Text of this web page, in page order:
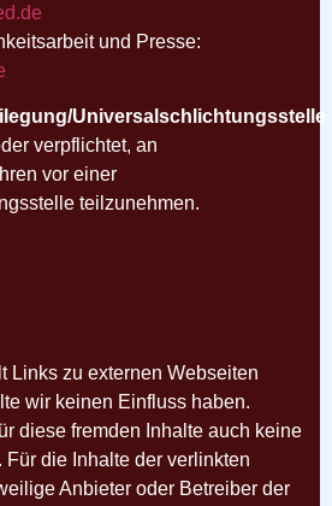
und Presse:
Universalschlichtungsstelle
verpflichtet, an
vor einer
teilzunehmen.
Links zu externen Webseiten
wir keinen Einfluss haben.
diese fremden Inhalte auch keine
die Inhalte der verlinkten
Anbieter oder Betreiber der